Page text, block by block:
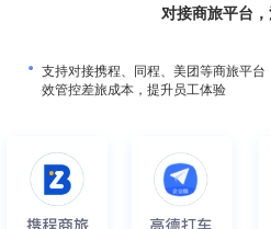
对接商旅平台
支持对接携程、同程、美团等商旅平
效管控差旅成本，提升员工体验